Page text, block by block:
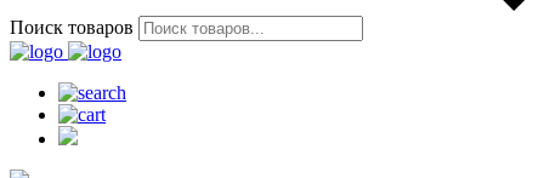
Поиск товаров